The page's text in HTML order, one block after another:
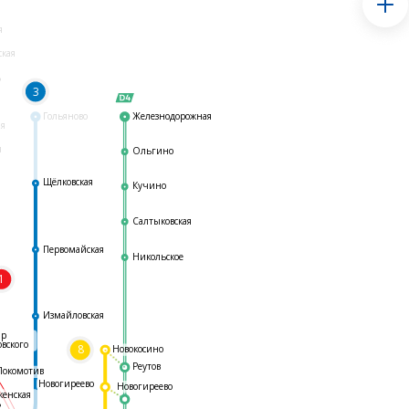
Гольяново
3
8
Железнодорожная
Ольгино
Кучино
Салтыковская
Никольское
Реутов
Измайловская
Первомайская
Щёлковская
Новогиреево
Новогиреево
Новокосино